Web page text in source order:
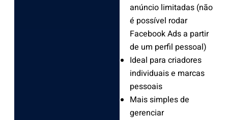
anúncio limitadas (não
é possível rodar
Facebook Ads a partir
de um perfil pessoal)
Ideal para criadores
individuais e marcas
pessoais
Mais simples de
gerenciar